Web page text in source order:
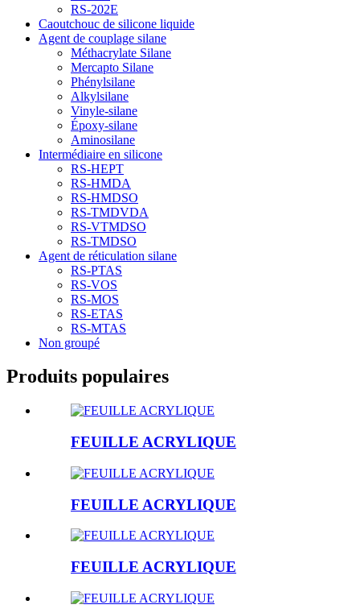
RS-202E
Caoutchouc de silicone liquide
Agent de couplage silane
Méthacrylate Silane
Mercapto Silane
Phénylsilane
Alkylsilane
Vinyle-silane
Époxy-silane
Aminosilane
Intermédiaire en silicone
RS-HEPT
RS-HMDA
RS-HMDSO
RS-TMDVDA
RS-VTMDSO
RS-TMDSO
Agent de réticulation silane
RS-PTAS
RS-VOS
RS-MOS
RS-ETAS
RS-MTAS
Non groupé
Produits populaires
FEUILLE ACRYLIQUE
FEUILLE ACRYLIQUE
FEUILLE ACRYLIQUE